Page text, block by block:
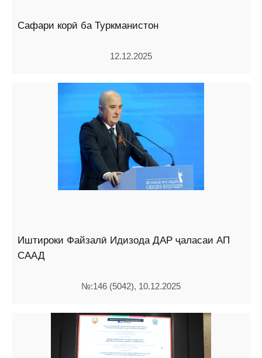
Сафари корӣ ба Туркманистон
12.12.2025
Иштироки Файзалӣ Идизода ДАР ҷаласаи АП
СААД
№:146 (5042), 10.12.2025